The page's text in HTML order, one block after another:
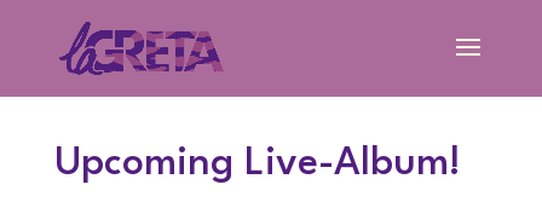
Upcoming Live-Album!